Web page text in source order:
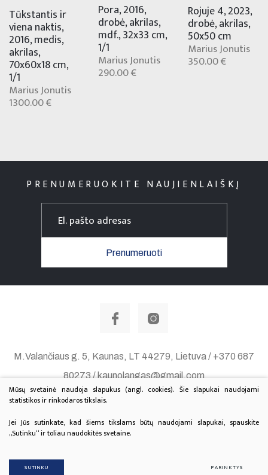
Tūkstantis ir
viena naktis,
2016, medis,
akrilas,
70x60x18 cm,
1/1
Marius Jonutis
1300.00 €
Pora, 2016,
drobė, akrilas,
mdf., 32x33 cm,
1/1
Marius Jonutis
290.00 €
Rojuje 4, 2023,
drobė, akrilas,
50x50 cm
Marius Jonutis
350.00 €
PRENUMERUOKITE NAUJIENLAIŠKĮ
Prenumeruoti
M.Valančiaus g. 5, Kaunas, LT 44279, Lietuva / +370 687
80273 / kaunolangas@gmail.com
Duomenų apsauga
Projektą finansuoja Lietuvos Kultūros Taryba.
Mūsų svetainė naudoja slapukus (angl. cookies). Šie slapukai naudojami
statistikos ir rinkodaros tikslais.
Jei Jūs sutinkate, kad šiems tikslams būtų naudojami slapukai, spauskite
„Sutinku“ ir toliau naudokitės svetaine.
SUTINKU PARINKTYS